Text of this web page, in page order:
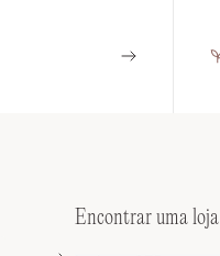
Encontrar uma loja